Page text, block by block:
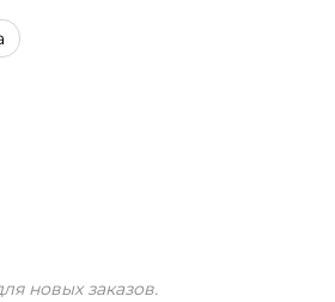
новых заказов.